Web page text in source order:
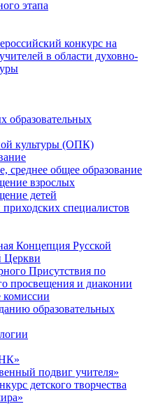
этапа
конкурс на
в области духовно-
образовательных
культуры (ОПК)
среднее общее образование
взрослых
детей
специалистов
Концепция Русской
Церкви
Присутствия по
просвещения и диаконии
образовательных
подвиг учителя»
детского творчества